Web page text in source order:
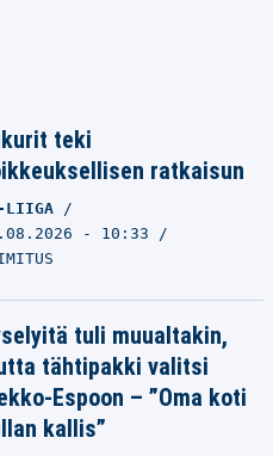
teki
ratkaisun
LIIGA
- 10:33
tuli muualtakin,
tähtipakki valitsi
Espoon – ”Oma koti
kallis”